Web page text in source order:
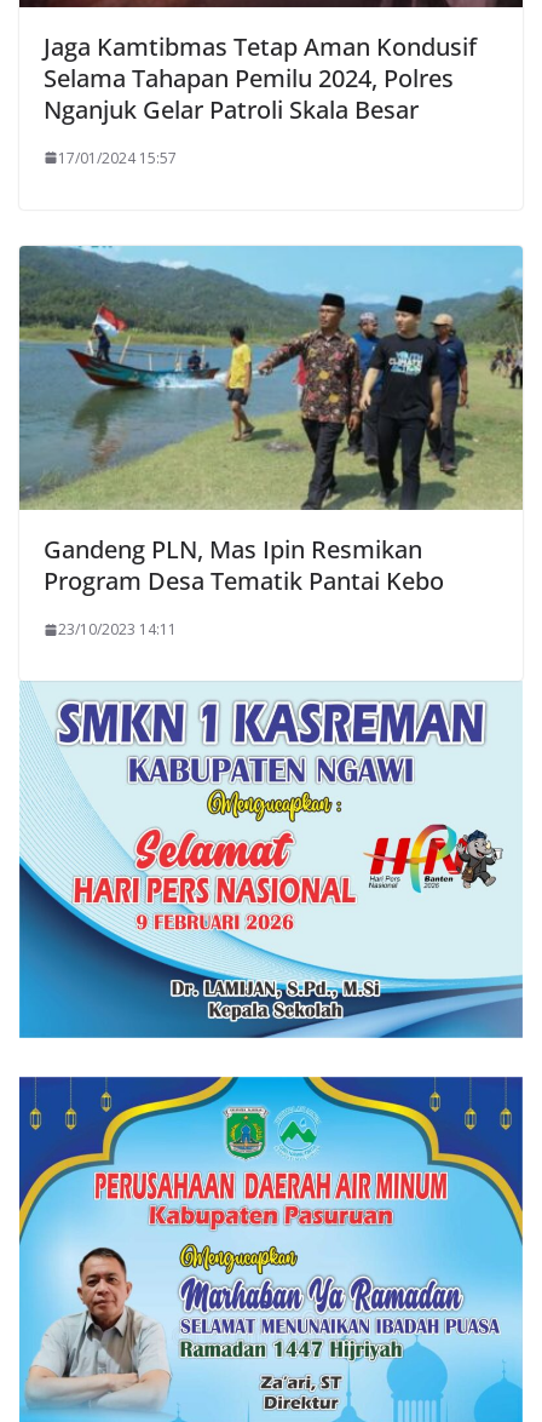
Jaga Kamtibmas Tetap Aman Kondusif
Selama Tahapan Pemilu 2024, Polres
Nganjuk Gelar Patroli Skala Besar
17/01/2024 15:57
Gandeng PLN, Mas Ipin Resmikan
Program Desa Tematik Pantai Kebo
23/10/2023 14:11